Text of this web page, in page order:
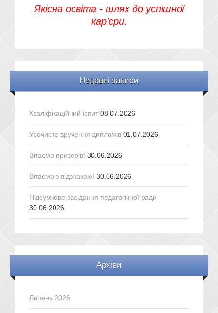
Якісна освіта - шлях до успішної
кар'єри.
Недавні записи
Кваліфікаційний іспит 08.07.2026
Урочисте вручення дипломів 01.07.2026
Вітаємо призерів! 30.06.2026
Вітаємо з відзнакою! 30.06.2026
Підсумкове засідання педагогічної ради
30.06.2026
Архіви
Липень 2026